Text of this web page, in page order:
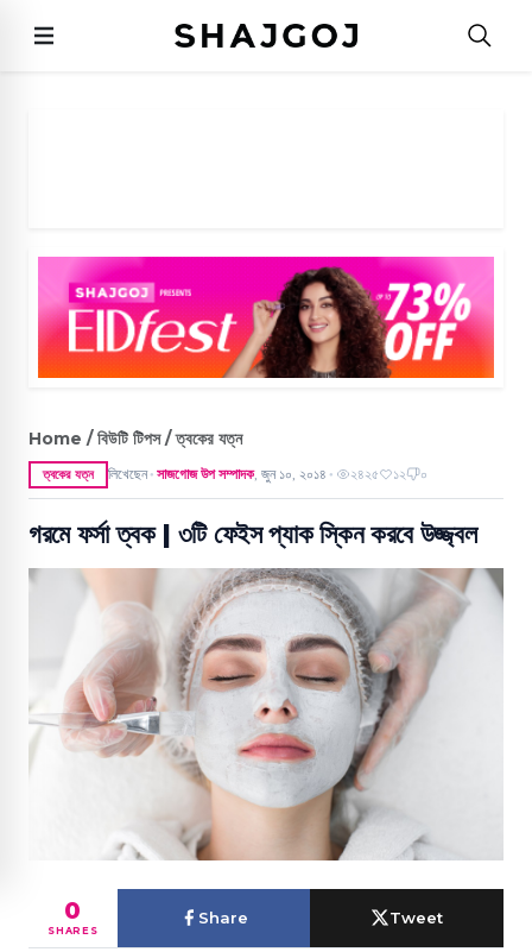
Home / বিউটি টিপস / ত্বকের যত্ন
ত্বকের যত্ন লিখেছেন ● সাজগোজ উপ সম্পাদক, জুন ১০, ২০১৪ ● ২৪২৫ ১২ ০
গরমে ফর্সা ত্বক | ৩টি ফেইস প্যাক স্কিন করবে উজ্জ্বল
0
SHARES
Share Tweet